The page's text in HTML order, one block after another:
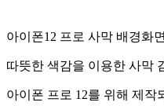
아이폰12 프로 사막 배경화
따뜻한 색감을 이용한 사막
아이폰 프로 12를 위해 제작